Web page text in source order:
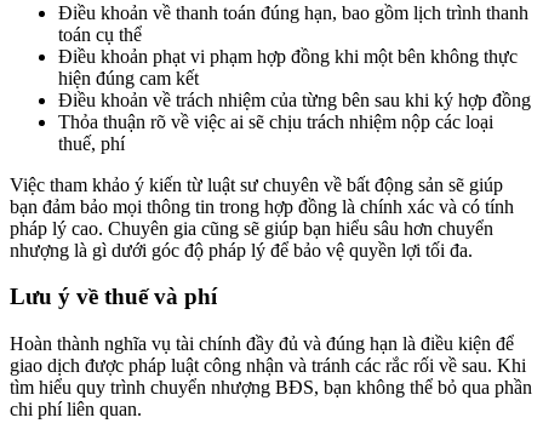
Điều khoản về thanh toán đúng hạn, bao gồm lịch trình thanh
toán cụ thể
Điều khoản phạt vi phạm hợp đồng khi một bên không thực
hiện đúng cam kết
Điều khoản về trách nhiệm của từng bên sau khi ký hợp đồng
Thỏa thuận rõ về việc ai sẽ chịu trách nhiệm nộp các loại
thuế, phí
Việc tham khảo ý kiến từ luật sư chuyên về bất động sản sẽ giúp
bạn đảm bảo mọi thông tin trong hợp đồng là chính xác và có tính
pháp lý cao. Chuyên gia cũng sẽ giúp bạn hiểu sâu hơn chuyển
nhượng là gì dưới góc độ pháp lý để bảo vệ quyền lợi tối đa.
Lưu ý về thuế và phí
Hoàn thành nghĩa vụ tài chính đầy đủ và đúng hạn là điều kiện để
giao dịch được pháp luật công nhận và tránh các rắc rối về sau. Khi
tìm hiểu quy trình chuyển nhượng BĐS, bạn không thể bỏ qua phần
chi phí liên quan.